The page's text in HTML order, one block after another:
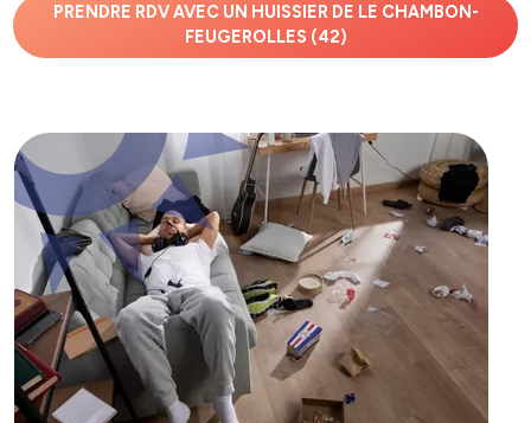
PRENDRE RDV AVEC UN HUISSIER DE LE CHAMBON-
FEUGEROLLES (42)